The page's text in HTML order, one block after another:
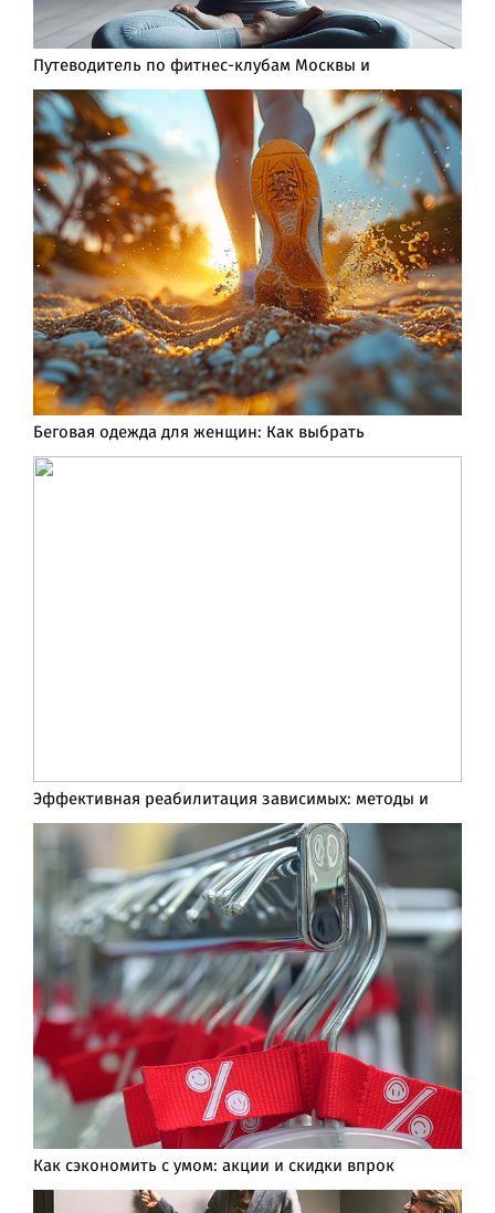
Путеводитель по фитнес-клубам Москвы и
Беговая одежда для женщин: Как выбрать
Эффективная реабилитация зависимых: методы и
Как сэкономить с умом: акции и скидки впрок